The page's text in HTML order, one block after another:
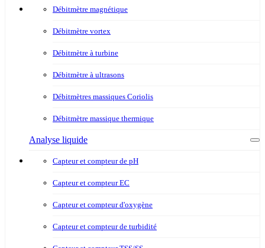
Débitmètre magnétique
Débitmètre vortex
Débitmètre à turbine
Débitmètre à ultrasons
Débitmètres massiques Coriolis
Débitmètre massique thermique
Analyse liquide
Capteur et compteur de pH
Capteur et compteur EC
Capteur et compteur d'oxygène
Capteur et compteur de turbidité